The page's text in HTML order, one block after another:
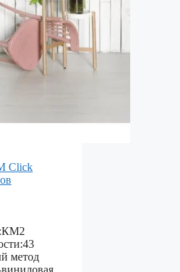
Click
КМ2
43
метод